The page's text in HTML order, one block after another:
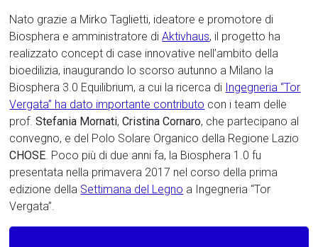
Nato grazie a Mirko Taglietti, ideatore e promotore di
Biosphera e amministratore diAktivhaus, il progetto ha
realizzato concept di case innovative nell’ambito della
bioedilizia, inaugurando lo scorso autunno a Milano la
Biosphera 3.0 Equilibrium, a cui la ricerca di Ingegneria “Tor
Vergata” ha dato importante contributo con i team delle
prof.Stefania Mornati,Cristina Cornaro, che partecipano al
convegno, e del Polo Solare Organico della Regione Lazio
CHOSE. Poco più di due anni fa, la Biosphera 1.0 fu
presentata nella primavera 2017 nel corso della prima
edizione della Settimana del Legno a Ingegneria “Tor
Vergata”.